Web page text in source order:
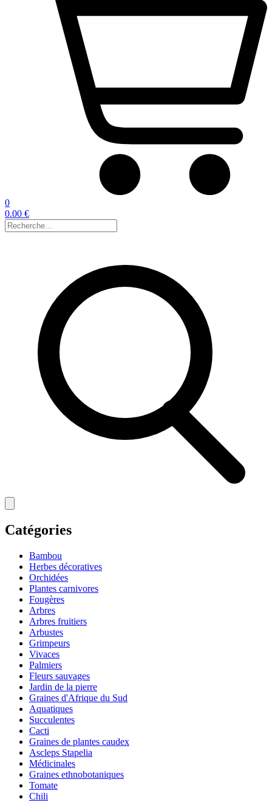
0
0.00 €
Catégories
Bambou
Herbes décoratives
Orchidées
Plantes carnivores
Fougères
Arbres
Arbres fruitiers
Arbustes
Grimpeurs
Vivaces
Palmiers
Fleurs sauvages
Jardin de la pierre
Graines d'Afrique du Sud
Aquatiques
Succulentes
Cacti
Graines de plantes caudex
Ascleps Stapelia
Médicinales
Graines ethnobotaniques
Tomate
Chili